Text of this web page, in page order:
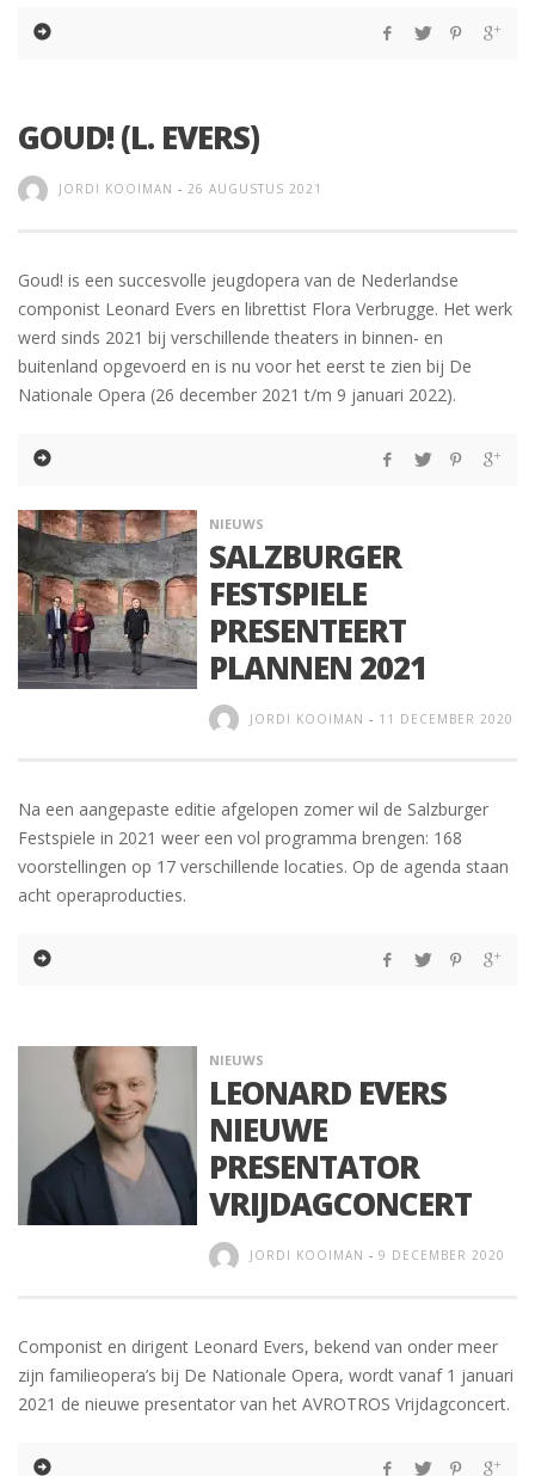
GOUD! (L. EVERS)
JORDI KOOIMAN - 26 AUGUSTUS 2021
Goud! is een succesvolle jeugdopera van de Nederlandse
componist Leonard Evers en librettist Flora Verbrugge. Het werk
werd sinds 2021 bij verschillende theaters in binnen- en
buitenland opgevoerd en is nu voor het eerst te zien bij De
Nationale Opera (26 december 2021 t/m 9 januari 2022).
NIEUWS
SALZBURGER
FESTSPIELE
PRESENTEERT
PLANNEN 2021
JORDI KOOIMAN - 11 DECEMBER 2020
Na een aangepaste editie afgelopen zomer wil de Salzburger
Festspiele in 2021 weer een vol programma brengen: 168
voorstellingen op 17 verschillende locaties. Op de agenda staan
acht operaproducties.
NIEUWS
LEONARD EVERS
NIEUWE
PRESENTATOR
VRIJDAGCONCERT
JORDI KOOIMAN - 9 DECEMBER 2020
Componist en dirigent Leonard Evers, bekend van onder meer
zijn familieopera’s bij De Nationale Opera, wordt vanaf 1 januari
2021 de nieuwe presentator van het AVROTROS Vrijdagconcert.